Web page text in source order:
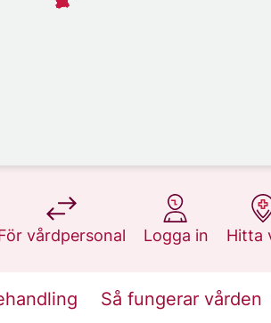
vårdpersonal
på 1177.se
Logga in
på 1177.se
Hitta
på
Så fungerar vården